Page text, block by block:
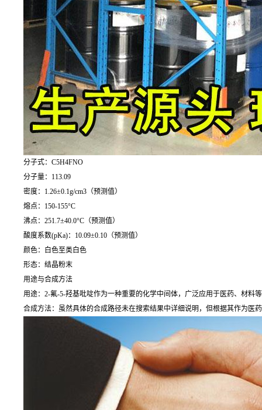
分子式：C5H4FNO
分子量：113.09
密度：1.26±0.1g/cm3（预测值）
熔点：150-155°C
沸点：251.7±40.0°C（预测值）
酸度系数(pKa)：10.09±0.10（预测值）
颜色：白色至类白色
形态：结晶粉末
用途与合成方法
用途：2-氟-5-羟基吡啶作为一种重要的化学中间体，广泛应用于医药、材
合成方法：虽然具体的合成路径未在搜索结果中详细说明，但根据其作为医